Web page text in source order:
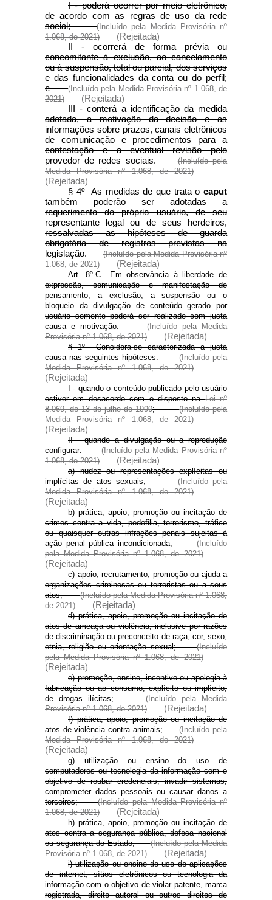
I - poderá ocorrer por meio eletrônico,
de acordo com as regras de uso da rede
social;(Incluído pela Medida Provisória nº
1.068, de 2021)
(Rejeitada)
II - ocorrerá de forma prévia ou
concomitante à exclusão, ao cancelamento
ou à suspensão, total ou parcial, dos serviços
e das funcionalidades da conta ou do perfil;
e(Incluído pela Medida Provisória nº 1.068, de
2021)
(Rejeitada)
III - conterá a identificação da medida
adotada, a motivação da decisão e as
informações sobre prazos, canais eletrônicos
de comunicação e procedimentos para a
contestação e a eventual revisão pelo
provedor de redes sociais.(Incluído pela
Medida Provisória nº 1.068, de 2021)
(Rejeitada)
§ 4º As medidas de que trata ocaput
também poderão ser adotadas a
requerimento do próprio usuário, de seu
representante legal ou de seus herdeiros,
ressalvadas as hipóteses de guarda
obrigatória de registros previstas na
legislação.(Incluído pela Medida Provisória nº
1.068, de 2021)
(Rejeitada)
Art. 8º-C Em observância à liberdade de
expressão, comunicação e manifestação de
pensamento, a exclusão, a suspensão ou o
bloqueio da divulgação de conteúdo gerado por
usuário somente poderá ser realizado com justa
causa e motivação.(Incluído pela Medida
Provisória nº 1.068, de 2021)
(Rejeitada)
§ 1º Considera-se caracterizada a justa
causa nas seguintes hipóteses:(Incluído pela
Medida Provisória nº 1.068, de 2021)
(Rejeitada)
I - quando o conteúdo publicado pelo usuário
estiver em desacordo com o disposto naLei nº
8.069, de 13 de julho de 1990;(Incluído pela
Medida Provisória nº 1.068, de 2021)
(Rejeitada)
II - quando a divulgação ou a reprodução
configurar:(Incluído pela Medida Provisória nº
1.068, de 2021)
(Rejeitada)
a) nudez ou representações explícitas ou
implícitas de atos sexuais;(Incluído pela
Medida Provisória nº 1.068, de 2021)
(Rejeitada)
b) prática, apoio, promoção ou incitação de
crimes contra a vida, pedofilia, terrorismo, tráfico
ou quaisquer outras infrações penais sujeitas à
ação penal pública incondicionada;(Incluído
pela Medida Provisória nº 1.068, de 2021)
(Rejeitada)
c) apoio, recrutamento, promoção ou ajuda a
organizações criminosas ou terroristas ou a seus
atos;(Incluído pela Medida Provisória nº 1.068,
de 2021)
(Rejeitada)
d) prática, apoio, promoção ou incitação de
atos de ameaça ou violência, inclusive por razões
de discriminação ou preconceito de raça, cor, sexo,
etnia, religião ou orientação sexual;(Incluído
pela Medida Provisória nº 1.068, de 2021)
(Rejeitada)
e) promoção, ensino, incentivo ou apologia à
fabricação ou ao consumo, explícito ou implícito,
de drogas ilícitas;(Incluído pela Medida
Provisória nº 1.068, de 2021)
(Rejeitada)
f) prática, apoio, promoção ou incitação de
atos de violência contra animais;(Incluído pela
Medida Provisória nº 1.068, de 2021)
(Rejeitada)
g) utilização ou ensino do uso de
computadores ou tecnologia da informação com o
objetivo de roubar credenciais, invadir sistemas,
comprometer dados pessoais ou causar danos a
terceiros;(Incluído pela Medida Provisória nº
1.068, de 2021)
(Rejeitada)
h) prática, apoio, promoção ou incitação de
atos contra a segurança pública, defesa nacional
ou segurança do Estado;(Incluído pela Medida
Provisória nº 1.068, de 2021)
(Rejeitada)
i) utilização ou ensino do uso de aplicações
de internet, sítios eletrônicos ou tecnologia da
informação com o objetivo de violar patente, marca
registrada, direito autoral ou outros direitos de